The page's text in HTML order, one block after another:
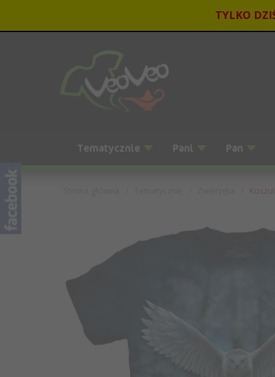
TYLKO
Tematycznie Pani Pan